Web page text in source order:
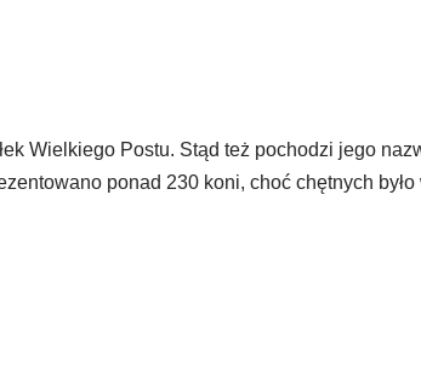
Wielkiego Postu. Stąd też pochodzi jego
ponad 230 koni, choć chętnych było